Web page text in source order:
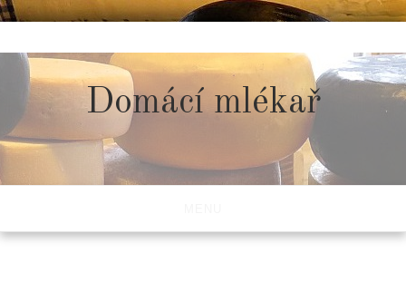
to
content
Domácí mlékař